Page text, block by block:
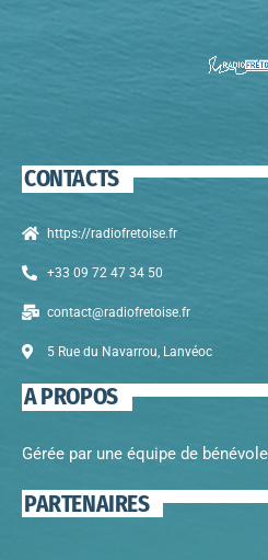
faucibus odio id varius. Suspendisse
CONTACTS
https://radiofretoise.fr
+33 09 72 47 34 50
contact@radiofretoise.fr
5 Rue du Navarrou, Lanvéoc
A PROPOS
Gérée par une équipe de
PARTENAIRES